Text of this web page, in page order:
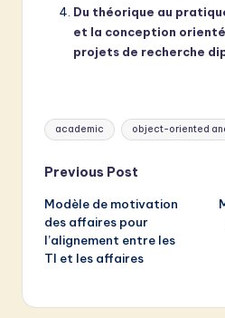
Du théorique au
et la conception
projets de recherche
Tags:
academic object-oriented
Post
navigation
Previous Post
Modèle de motivation
des affaires pour
l’alignement entre les
TI et les affaires